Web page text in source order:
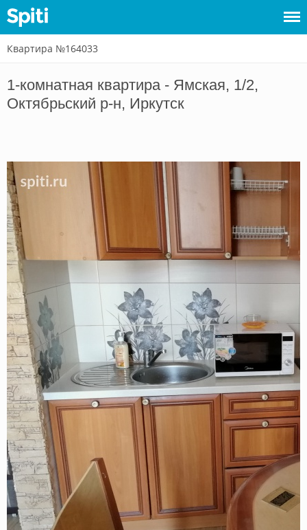
Войти
Сдать
Квартира №164033
1-комнатная квартира - Ямская, 1/2,
Октябрьский р-н, Иркутск